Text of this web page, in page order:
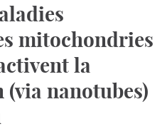
mitochondries
la
nanotubes)